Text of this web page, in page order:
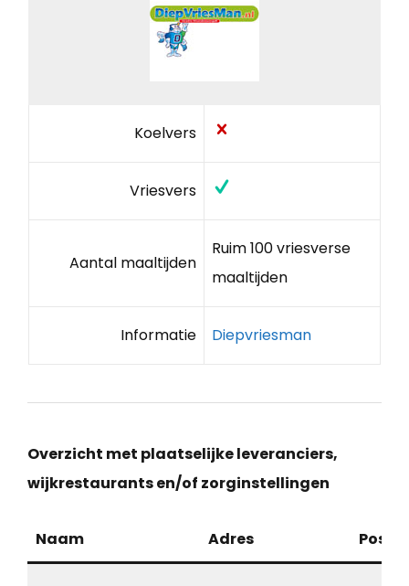
Koelvers
Vriesvers
Aantal maaltijden
Ruim 100 vriesverse
maaltijden
Informatie Diepvriesman
Overzicht met plaatselijke leveranciers,
wijkrestaurants en/of zorginstellingen
Naam Adres